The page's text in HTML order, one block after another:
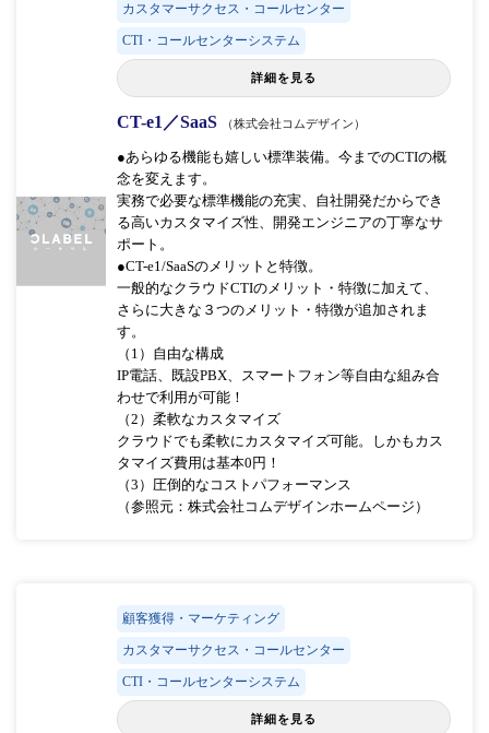
カスタマーサクセス・コールセンター
CTI・コールセンターシステム
詳細を見る
CT-e1／SaaS （株式会社コムデザイン）
●あらゆる機能も嬉しい標準装備。今までのCTIの概
念を変えます。
実務で必要な標準機能の充実、自社開発だからでき
る高いカスタマイズ性、開発エンジニアの丁寧なサ
ポート。
●CT-e1/SaaSのメリットと特徴。
一般的なクラウドCTIのメリット・特徴に加えて、
さらに大きな３つのメリット・特徴が追加されま
す。
（1）自由な構成
IP電話、既設PBX、スマートフォン等自由な組み合
わせで利用が可能！
（2）柔軟なカスタマイズ
クラウドでも柔軟にカスタマイズ可能。しかもカス
タマイズ費用は基本0円！
（3）圧倒的なコストパフォーマンス
（参照元：株式会社コムデザインホームページ）
顧客獲得・マーケティング
カスタマーサクセス・コールセンター
CTI・コールセンターシステム
詳細を見る